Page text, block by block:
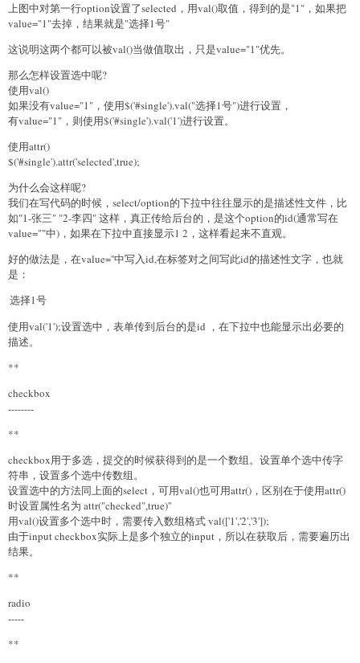
上图中对第一行option设置了selected，用val()取值，得到的是"1"，如果把
value="1"去掉，结果就是"选择1号"
这说明这两个都可以被val()当做值取出，只是value="1"优先。
那么怎样设置选中呢?
使用val()
如果没有value="1"，使用$('#single').val("选择1号")进行设置，
有value="1"，则使用$('#single').val('1')进行设置。
使用attr()
$('#single').attr('selected',true);
为什么会这样呢?
我们在写代码的时候，select/option的下拉中往往显示的是描述性文件，比
如"1-张三" "2-李四" 这样，真正传给后台的，是这个option的id(通常写在
value=""中)，如果在下拉中直接显示1 2，这样看起来不直观。
好的做法是，在value=''中写入id,在标签对之间写此id的描述性文字，也就
是：
使用val('1');设置选中，表单传到后台的是id ，在下拉中也能显示出必要的
描述。
**
checkbox
--------
**
checkbox用于多选，提交的时候获得到的是一个数组。设置单个选中传字
符串，设置多个选中传数组。
设置选中的方法同上面的select，可用val()也可用attr()，区别在于使用attr()
时设置属性名为 attr("checked",true)''
用val()设置多个选中时，需要传入数组格式 val(['1','2','3']);
由于input checkbox实际上是多个独立的input，所以在获取后，需要遍历出
结果。
**
radio
-----
**